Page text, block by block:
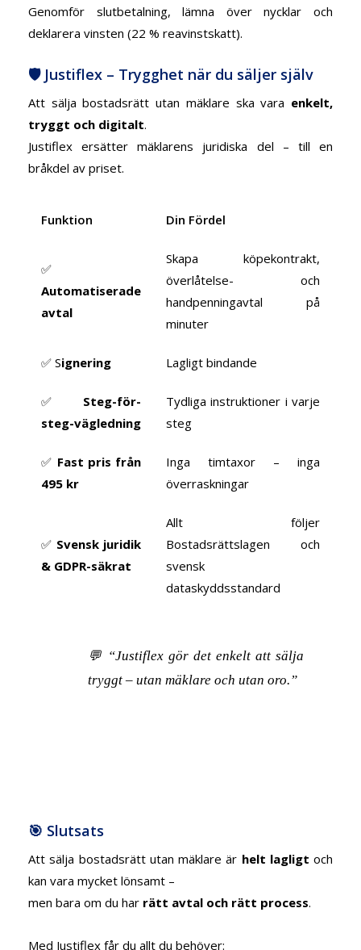
Genomför slutbetalning, lämna över nycklar och
deklarera vinsten (22 % reavinstskatt).
🛡️ Justiflex – Trygghet när du säljer själv
Att sälja bostadsrätt utan mäklare ska vara enkelt,
tryggt och digitalt.
Justiflex ersätter mäklarens juridiska del – till en
bråkdel av priset.
Funktion Din Fördel
✅
Automatiserade
avtal
Skapa köpekontrakt,
överlåtelse- och
handpenningavtal på
minuter
✅ Signering Lagligt bindande
✅ Steg-för-
steg-vägledning
Tydliga instruktioner i varje
steg
✅ Fast pris från
495 kr
Inga timtaxor – inga
överraskningar
✅ Svensk juridik
& GDPR-säkrat
Allt följer
Bostadsrättslagen och
svensk
dataskyddsstandard
💬 “Justiflex gör det enkelt att sälja
tryggt – utan mäklare och utan oro.”
🎯 Slutsats
Att sälja bostadsrätt utan mäklare är helt lagligt och
kan vara mycket lönsamt –
men bara om du har rätt avtal och rätt process.
Med Justiflex får du allt du behöver: